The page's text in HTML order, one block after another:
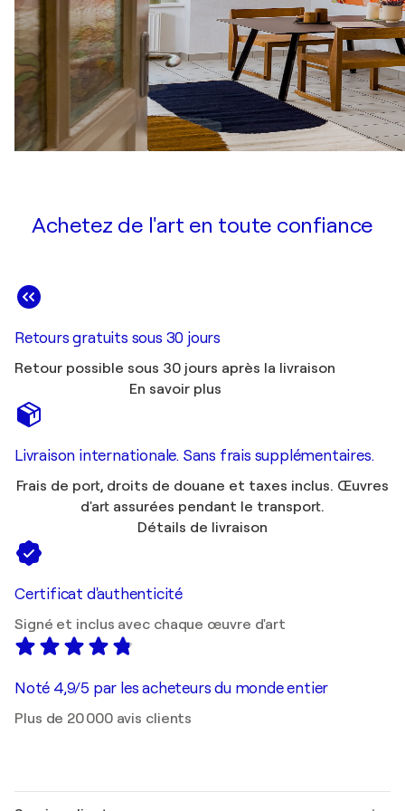
Achetez de l'art en toute confiance
Retours gratuits sous 30 jours
Retour possible sous 30 jours après la livraison
En savoir plus
Livraison internationale. Sans frais supplémentaires.
Frais de port, droits de douane et taxes inclus. Œuvres
d'art assurées pendant le transport.
Détails de livraison
Certificat d'authenticité
Signé et inclus avec chaque œuvre d'art
Noté 4,9/5 par les acheteurs du monde entier
Plus de 20 000 avis clients